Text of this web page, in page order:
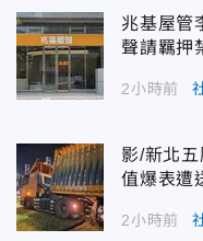
兆基屋管
聲請羈押
2小時前
影/新北
值爆表遭
2小時前